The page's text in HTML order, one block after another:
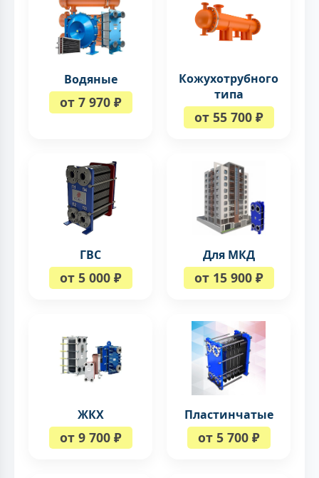
Водяные
от 7 970 ₽
Кожухотрубного
типа
от 55 700 ₽
ГВС
от 5 000 ₽
Для МКД
от 15 900 ₽
ЖКХ
от 9 700 ₽
Пластинчатые
от 5 700 ₽